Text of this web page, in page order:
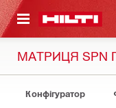
ЗМІСТУ
МАТРИЦЯ SPN
Конфігуратор